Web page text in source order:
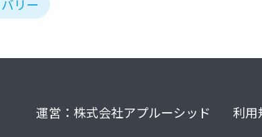
リー
運営：株式会社アプルーシッド 利用